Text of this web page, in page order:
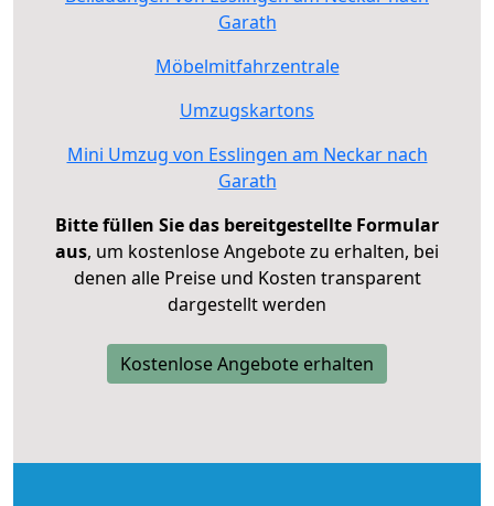
Garath
Möbelmitfahrzentrale
Umzugskartons
Mini Umzug von Esslingen am Neckar nach
Garath
Bitte füllen Sie das bereitgestellte Formular
aus, um kostenlose Angebote zu erhalten, bei
denen alle Preise und Kosten transparent
dargestellt werden
Kostenlose Angebote erhalten